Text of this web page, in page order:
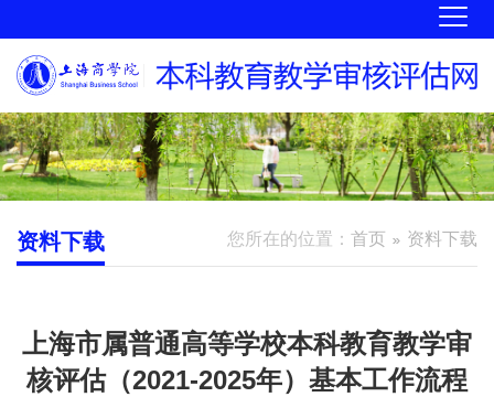
您所在的位置： 首页 资料下载
资料下载
上海市属普通高等学校本科教育教学审
核评估（2021-2025年）基本工作流程